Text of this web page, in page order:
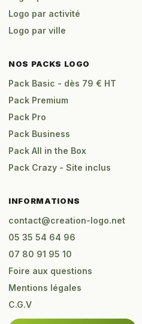
Logo par activité
Logo par ville
NOS PACKS LOGO
Pack Basic - dès 79 € HT
Pack Premium
Pack Pro
Pack Business
Pack All in the Box
Pack Crazy - Site inclus
INFORMATIONS
contact@creation-logo.net
05 35 54 64 96
07 80 91 95 10
Foire aux questions
Mentions légales
C.G.V